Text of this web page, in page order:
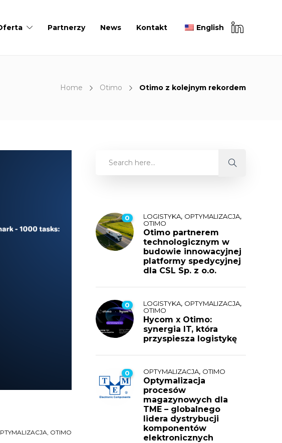
Partnerzy News Kontakt English
Home Otimo Otimo z kolejnym rekordem
, OTIMO
0 LOGISTYKA, OPTYMALIZACJA,
OTIMO
Otimo partnerem
technologicznym w
budowie innowacyjnej
platformy spedycyjnej
dla CSL Sp. z o.o.
0 LOGISTYKA, OPTYMALIZACJA,
OTIMO
Hycom x Otimo:
synergia IT, która
przyspiesza logistykę
0 OPTYMALIZACJA, OTIMO
Optymalizacja
procesów
magazynowych dla
TME – globalnego
lidera dystrybucji
komponentów
elektronicznych